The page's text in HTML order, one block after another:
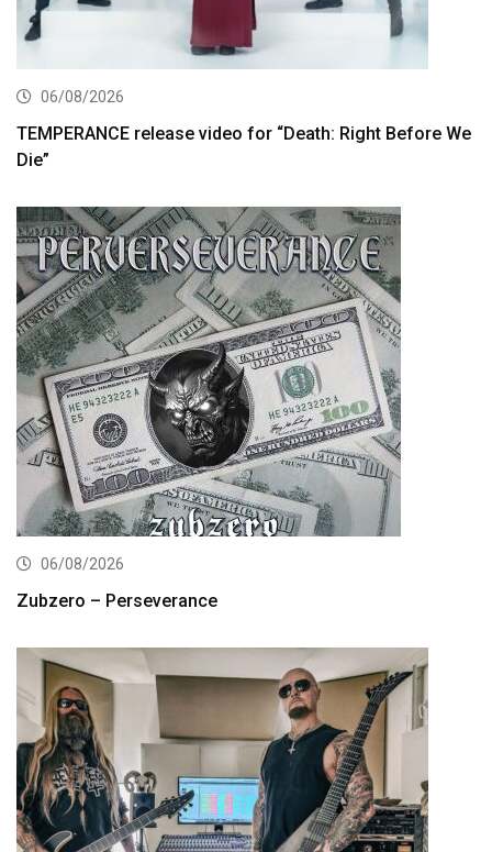
06/08/2026
TEMPERANCE release video for “Death: Right Before We
Die”
06/08/2026
Zubzero – Perseverance